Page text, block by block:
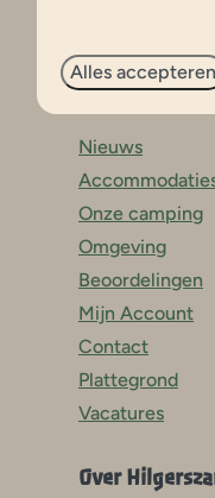
Navigatie
Nieuws
Onze camping
Omgeving
Beoordelingen
Mijn Account
Contact
Plattegrond
Vacatures
Over
Alles accepteren